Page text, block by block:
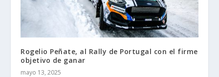
Rogelio Peñate, al Rally de Portugal con el firme
objetivo de ganar
mayo 13, 2025